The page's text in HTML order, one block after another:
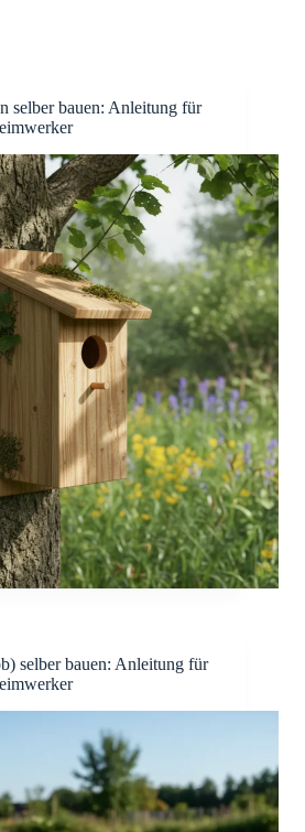
selber bauen: Anleitung für
selber bauen: Anleitung für